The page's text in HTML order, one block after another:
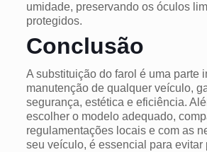
umidade, preservando os óculos
protegidos.
Conclusão
A substituição do farol é uma parte
manutenção de qualquer veículo,
segurança, estética e eficiência.
escolher o modelo adequado,
regulamentações locais e com as
seu veículo, é essencial para evitar